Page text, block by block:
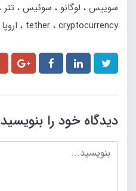
سوییس
لوگانو سوئیس تتر
tether cryptocurrency اروپا
دیدگاه خود را بنویسید